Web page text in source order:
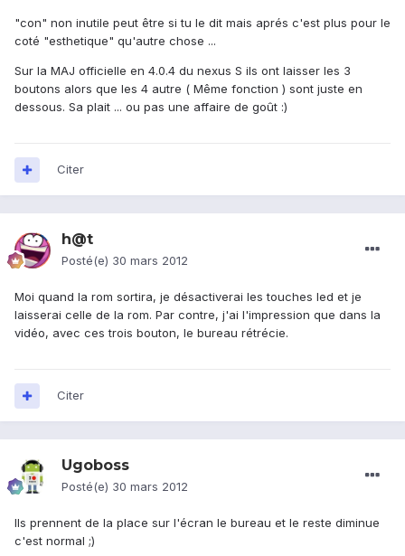
"con" non inutile peut être si tu le dit mais aprés c'est plus pour le
coté "esthetique" qu'autre chose ...
Sur la MAJ officielle en 4.0.4 du nexus S ils ont laisser les 3
boutons alors que les 4 autre ( Même fonction ) sont juste en
dessous. Sa plait ... ou pas une affaire de goût :)
Citer
h@t
Posté(e) 30 mars 2012
Moi quand la rom sortira, je désactiverai les touches led et je
laisserai celle de la rom. Par contre, j'ai l'impression que dans la
vidéo, avec ces trois bouton, le bureau rétrécie.
Citer
Ugoboss
Posté(e) 30 mars 2012
Ils prennent de la place sur l'écran le bureau et le reste diminue
c'est normal ;)